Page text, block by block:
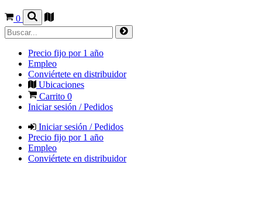
0
Precio fijo por 1 año
Empleo
Conviértete en distribuidor
Ubicaciones
Carrito 0
Iniciar sesión / Pedidos
Iniciar sesión / Pedidos
Precio fijo por 1 año
Empleo
Conviértete en distribuidor